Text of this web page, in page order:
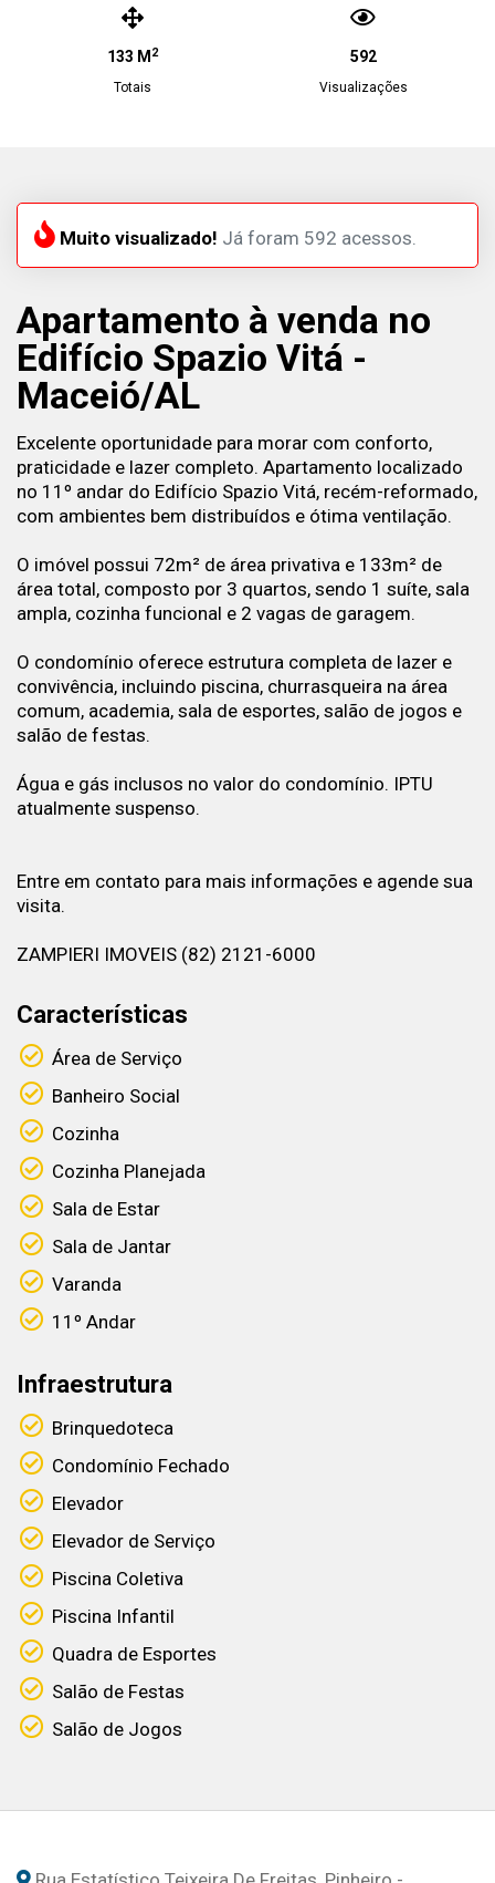
133 M 2
Totais
592
Visualizações
Muito visualizado! Já foram 592 acessos.
Apartamento à venda no
Edifício Spazio Vitá -
Maceió/AL
Excelente oportunidade para morar com conforto,
praticidade e lazer completo. Apartamento localizado
no 11º andar do Edifício Spazio Vitá, recém-reformado,
com ambientes bem distribuídos e ótima ventilação.
O imóvel possui 72m² de área privativa e 133m² de
área total, composto por 3 quartos, sendo 1 suíte, sala
ampla, cozinha funcional e 2 vagas de garagem.
O condomínio oferece estrutura completa de lazer e
convivência, incluindo piscina, churrasqueira na área
comum, academia, sala de esportes, salão de jogos e
salão de festas.
Água e gás inclusos no valor do condomínio. IPTU
atualmente suspenso.
Entre em contato para mais informações e agende sua
visita.
ZAMPIERI IMOVEIS (82) 2121-6000
Características
Área de Serviço
Banheiro Social
Cozinha
Cozinha Planejada
Sala de Estar
Sala de Jantar
Varanda
11º Andar
Infraestrutura
Brinquedoteca
Condomínio Fechado
Elevador
Elevador de Serviço
Piscina Coletiva
Piscina Infantil
Quadra de Esportes
Salão de Festas
Salão de Jogos